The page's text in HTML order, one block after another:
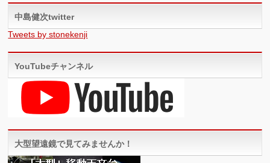
中島健次twitter
Tweets by stonekenji
YouTubeチャンネル
大型望遠鏡で見てみませんか！